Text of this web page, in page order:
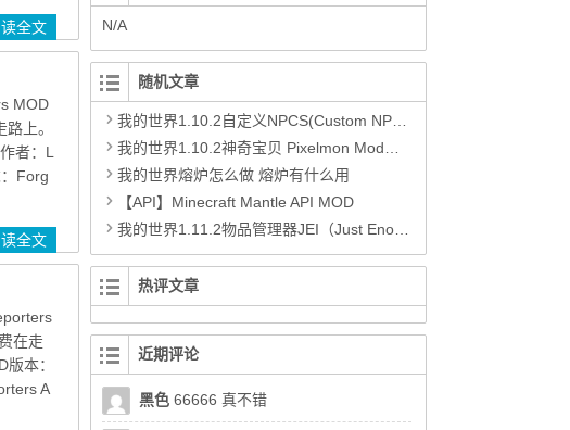
全文
MOD
上。
者：L
Forg
全文
在走
本：
A
N/A
随机文章
我的世界1.10.2自定义NPCS(Custom NPCs)MOD下载
我的世界1.10.2神奇宝贝 Pixelmon Mod下载
我的世界熔炉怎么做 熔炉有什么用
【API】Minecraft Mantle API MOD
我的世界1.11.2物品管理器JEI（Just Enough Items）MOD
热评文章
近期评论
黑色 66666 真不错